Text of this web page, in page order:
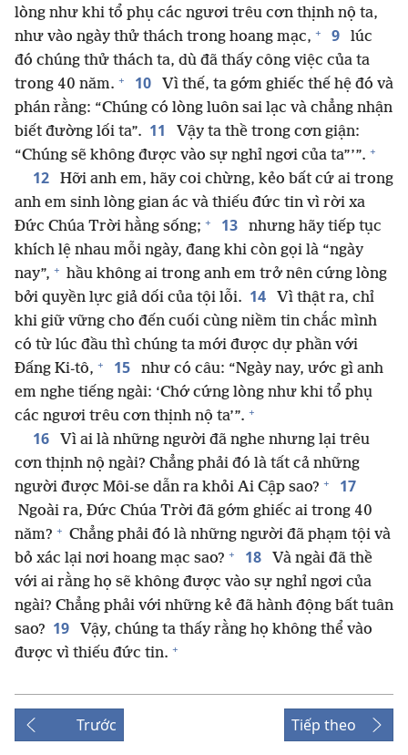
lòng như khi tổ phụ các ngươi trêu cơn thịnh nộ ta,
như vào ngày thử thách trong hoang mạc, + 9
lúc
đó chúng thử thách ta, dù đã thấy công việc của ta
trong 40 năm. + 10
Vì thế, ta gớm ghiếc thế hệ đó và
phán rằng: “Chúng có lòng luôn sai lạc và chẳng nhận
biết đường lối ta”. 11
Vậy ta thề trong cơn giận:
“Chúng sẽ không được vào sự nghỉ ngơi của ta”’”. +
12
Hỡi anh em, hãy coi chừng, kẻo bất cứ ai trong
anh em sinh lòng gian ác và thiếu đức tin vì rời xa
Đức Chúa Trời hằng sống; + 13
nhưng hãy tiếp tục
khích lệ nhau mỗi ngày, đang khi còn gọi là “ngày
nay”, + hầu không ai trong anh em trở nên cứng lòng
bởi quyền lực giả dối của tội lỗi. 14
Vì thật ra, chỉ
khi giữ vững cho đến cuối cùng niềm tin chắc mình
có từ lúc đầu thì chúng ta mới được dự phần với
Đấng Ki-tô, + 15
như có câu: “Ngày nay, ước gì anh
em nghe tiếng ngài: ‘Chớ cứng lòng như khi tổ phụ
các ngươi trêu cơn thịnh nộ ta’”. +
16
Vì ai là những người đã nghe nhưng lại trêu
cơn thịnh nộ ngài? Chẳng phải đó là tất cả những
người được Môi-se dẫn ra khỏi Ai Cập sao? + 17
Ngoài ra, Đức Chúa Trời đã gớm ghiếc ai trong 40
năm? + Chẳng phải đó là những người đã phạm tội và
bỏ xác lại nơi hoang mạc sao? + 18
Và ngài đã thề
với ai rằng họ sẽ không được vào sự nghỉ ngơi của
ngài? Chẳng phải với những kẻ đã hành động bất tuân
sao? 19
Vậy, chúng ta thấy rằng họ không thể vào
được vì thiếu đức tin. +
Trước Tiếp theo